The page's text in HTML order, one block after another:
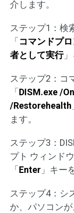
介します。
ステップ1：検
「 コマンドプ
者として実行」
ステップ2：コ
「 DISM.exe /
/Restorehealth
ます。
ステップ3：
プト ウィンド
「 Enter 」キー
ステップ4：シ
か、パソコン